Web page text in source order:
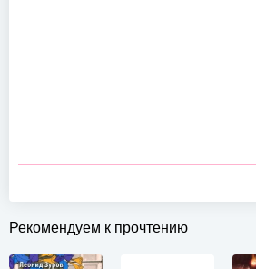
Рекомендуем к прочтению